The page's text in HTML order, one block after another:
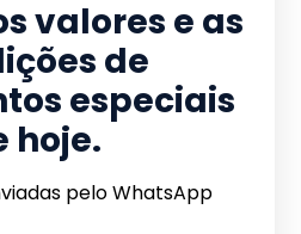
valores e as
de
especiais
hoje.
pelo WhatsApp